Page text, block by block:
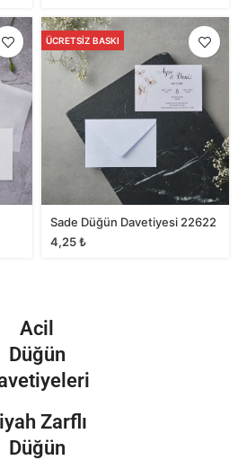
ÜCRETSIZ BASKI
Sade Düğün Davetiyesi 22622
4,25₺
Acil
Düğün
Zarflı
Düğün